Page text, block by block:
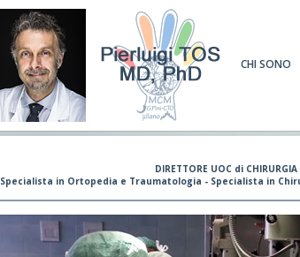
CHI SONO
DIRETTORE UOC di
Specialista in Ortopedia e Traumatologia - Specialista in